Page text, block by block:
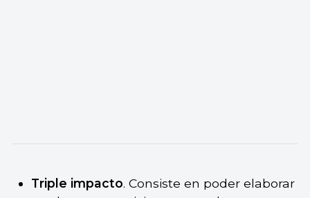
Triple impacto. Consiste en poder elaborar